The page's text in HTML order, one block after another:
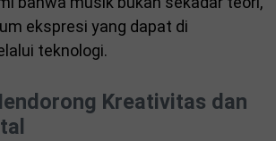
ekspresi yang dapat di
teknologi.
Kreativitas dan